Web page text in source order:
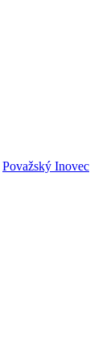
Považský Inovec